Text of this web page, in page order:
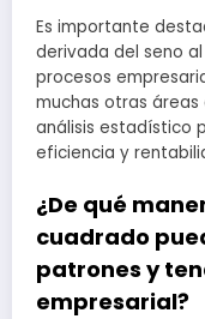
Es importante
derivada del seno
procesos
muchas otras
análisis estadístico
eficiencia y
¿De qué
cuadrado
patrones y
empresarial?